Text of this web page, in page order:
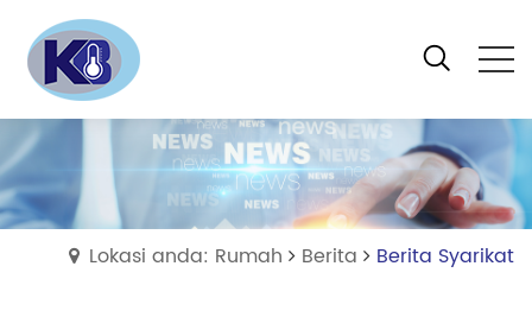
Lokasi anda: Rumah Berita Berita Syarikat